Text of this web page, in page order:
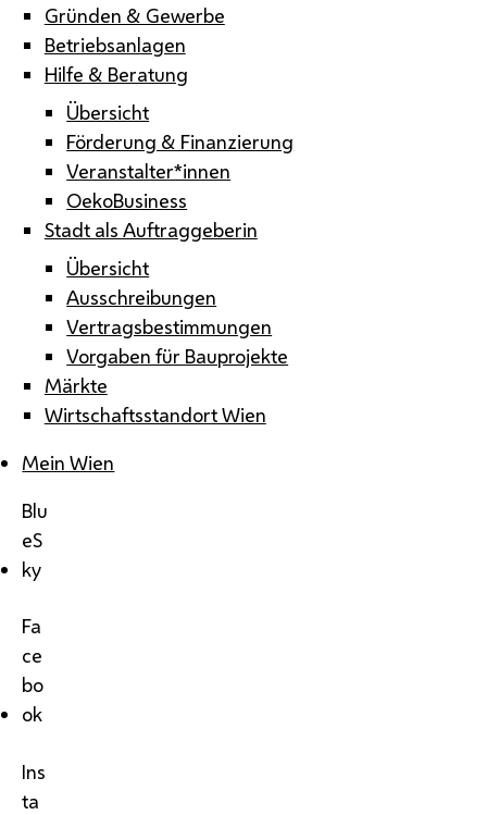
Gründen & Gewerbe
Betriebsanlagen
Hilfe & Beratung
Übersicht
Förderung & Finanzierung
Veranstalter*innen
OekoBusiness
Stadt als Auftraggeberin
Übersicht
Ausschreibungen
Vertragsbestimmungen
Vorgaben für Bauprojekte
Märkte
Wirtschaftsstandort Wien
Mein Wien
Blu
eS
ky
Fa
ce
bo
ok
Ins
ta